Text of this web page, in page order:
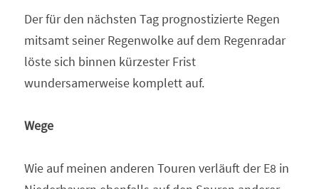
Der für den nächsten Tag prognostizierte Regen
mitsamt seiner Regenwolke auf dem Regenradar
löste sich binnen kürzester Frist
wundersamerweise komplett auf.
Wege
Wie auf meinen anderen Touren verläuft der E8 in